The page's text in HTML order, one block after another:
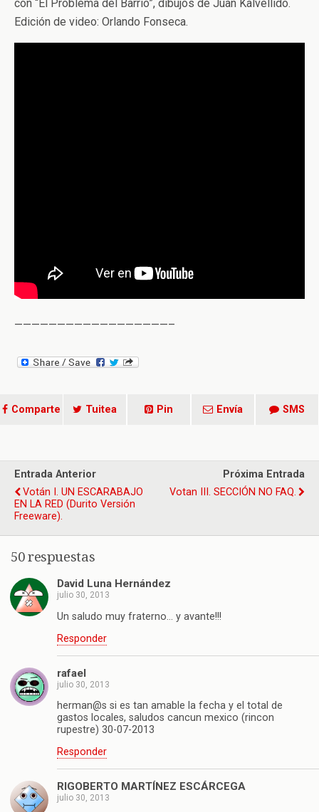
con “El Problema del Barrio”, dibujos de Juan Kalvellido.
Edición de video: Orlando Fonseca.
——————————————————–
Comparte Tuitea Pin Envía SMS
Entrada Anterior
Votán I. UN ESCARABAJO
EN LA RED (Durito Versión
Freeware).
Próxima Entrada
Votan III. SECCIÓN NO FAQ.
50 respuestas
David Luna Hernández
julio 30, 2013
Un saludo muy fraterno… y avante!!!
Responder
rafael
julio 30, 2013
herman@s si es tan amable la fecha y el total de
gastos locales, saludos cancun mexico (rincon
rupestre) 30-07-2013
Responder
RIGOBERTO MARTÍNEZ ESCÁRCEGA
julio 30, 2013